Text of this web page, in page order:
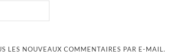
LES NOUVEAUX COMMENTAIRES PAR E-MAIL.